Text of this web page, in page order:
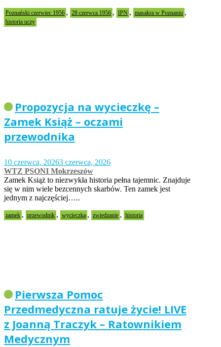
Poznański czerwiec 1956 , 28 czerwca 1956 , IPN , masakra w Poznaniu ,
historia uczy
Propozycja na wycieczkę –
Zamek Książ – oczami
przewodnika
10 czerwca, 20263 czerwca, 2026
WTZ PSONI Mokrzeszów
Zamek Książ to niezwykła historia pełna tajemnic. Znajduje
się w nim wiele bezcennych skarbów. Ten zamek jest
jednym z najczęściej…..
zamek , przewodnik , wycieczka , zwiedzanie , historia
Pierwsza Pomoc
Przedmedyczna ratuje życie! LIVE
z Joanną Traczyk – Ratownikiem
Medycznym